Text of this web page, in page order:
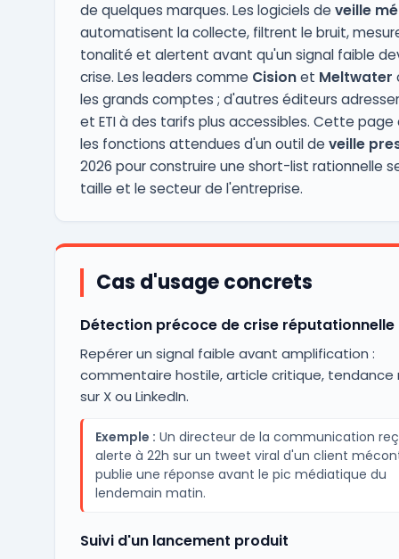
de quelques marques. Les logiciels de veille
automatisent la collecte, filtrent le bruit,
tonalité et alertent avant qu'un signal faible
crise. Les leaders comme Cisionet Meltwater
les grands comptes ; d'autres éditeurs
et ETI à des tarifs plus accessibles. Cette
les fonctions attendues d'un outil de veille
2026 pour construire une short-list rationnelle
taille et le secteur de l'entreprise.
Cas d'usage concrets
Détection précoce de crise réputationnelle
Repérer un signal faible avant amplification :
commentaire hostile, article critique, tendance
sur X ou LinkedIn.
Exemple : Un directeur de la communication
alerte à 22h sur un tweet viral d'un client
publie une réponse avant le pic médiatique du
lendemain matin.
Suivi d'un lancement produit